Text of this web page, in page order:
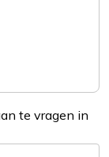
te vragen in